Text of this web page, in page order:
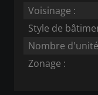
Voisinage :
Style de
Nombre
Zonage :